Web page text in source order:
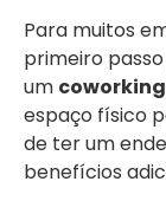
Para muitos
primeiro
um coworking
espaço físico
de ter um
benefícios